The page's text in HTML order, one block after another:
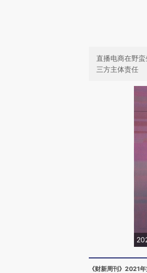
直播电商在野
三方主体责任
《财新周刊》2021